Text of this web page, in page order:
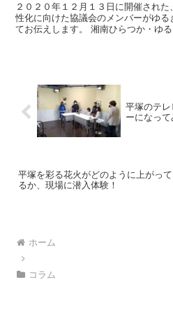
２０２０年１２月１３日に開催され
性化に向けた協議会のメンバーがゆ
てお伝えします。 湘南ひらつか・ゆ
平塚のテ
ーになって
平塚を彩る花火がどのように上がっ
るか、現場に潜入体験！
ホーム
コラム